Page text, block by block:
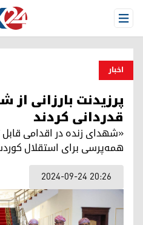
Open Menu
اخبار
پرزیدنت بارزانی
قدردانی کردند
‌«شهدای زنده در اقدامی
همه‌پرسی برای استقلال
2024-09-24 20:26